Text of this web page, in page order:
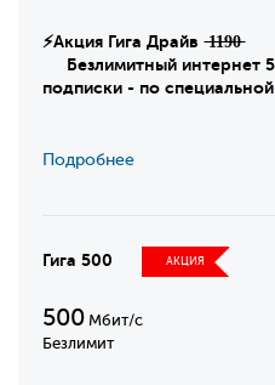
⚡Акция Гига Драйв ̶1̶1̶9̶0̶
Безлимитный интернет
подписки - по
Подробнее
Гига 500 АКЦИЯ
500 Мбит/с
Безлимит